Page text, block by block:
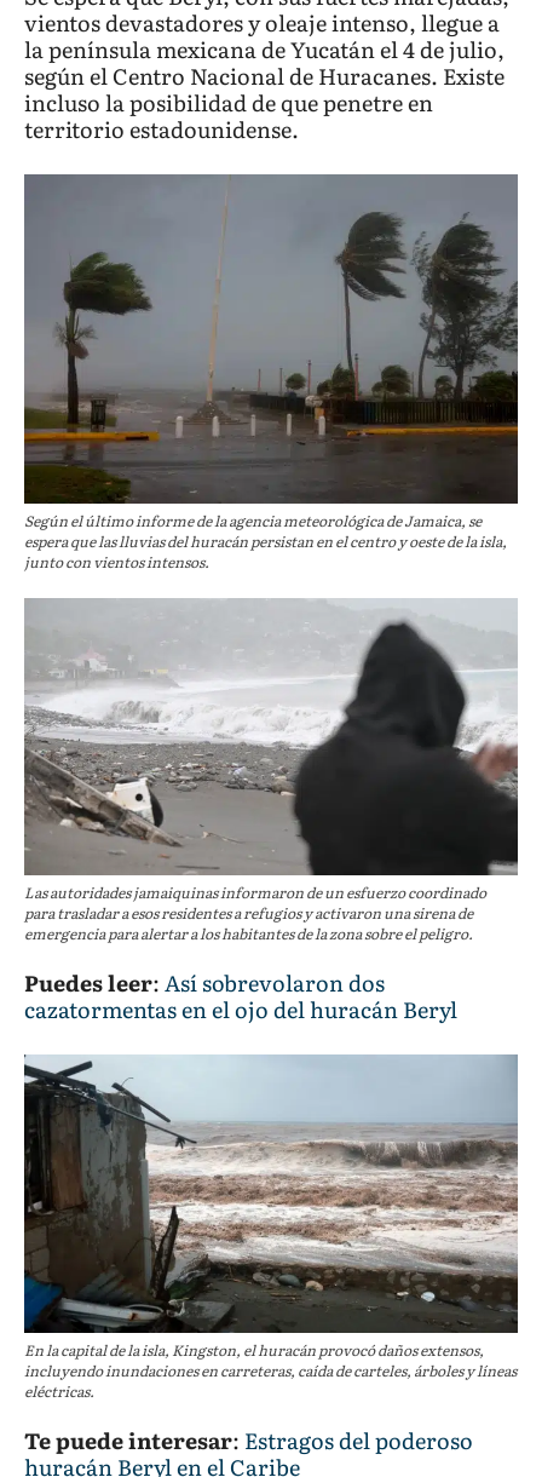
vientos devastadores y oleaje intenso, llegue a
la península mexicana de Yucatán el 4 de julio,
según el Centro Nacional de Huracanes. Existe
incluso la posibilidad de que penetre en
territorio estadounidense.
Según el último informe de la agencia meteorológica de Jamaica, se
espera que las lluvias del huracán persistan en el centro y oeste de la isla,
junto con vientos intensos.
Las autoridades jamaiquinas informaron de un esfuerzo coordinado
para trasladar a esos residentes a refugios y activaron una sirena de
emergencia para alertar a los habitantes de la zona sobre el peligro.
Puedes leer:Así sobrevolaron dos
cazatormentas en el ojo del huracán Beryl
En la capital de la isla, Kingston, el huracán provocó daños extensos,
incluyendo inundaciones en carreteras, caída de carteles, árboles y líneas
eléctricas.
Te puede interesar: Estragos del poderoso
huracán Beryl en el Caribe